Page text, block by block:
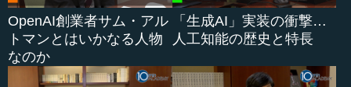
OpenAI創業者サム・アル
トマンとはいかなる人物
なのか
「生成AI」実装の衝撃…
人工知能の歴史と特長